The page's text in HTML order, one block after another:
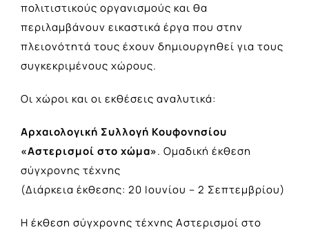
πολιτιστικούς οργανισμούς και θα
περιλαμβάνουν εικαστικά έργα που στην
πλειονότητά τους έχουν δημιουργηθεί για τους
συγκεκριμένους χώρους.
Οι χώροι και οι εκθέσεις αναλυτικά:
Αρχαιολογική Συλλογή Κουφονησίου
«Αστερισμοί στο χώμα». Ομαδική έκθεση
σύγχρονης τέχνης
(Διάρκεια έκθεσης: 20 Ιουνίου – 2 Σεπτεμβρίου)
Η έκθεση σύγχρονης τέχνης Αστερισμοί στο